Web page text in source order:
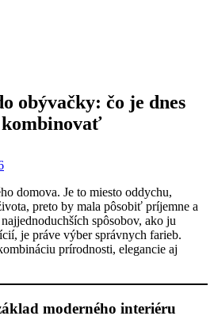
obývačky: čo je dnes
domova. Je to miesto oddychu,
preto by mala pôsobiť príjemne a
spôsobov, ako ju
je práve výber správnych farieb.
prírodnosti, elegancie aj
moderného interiéru